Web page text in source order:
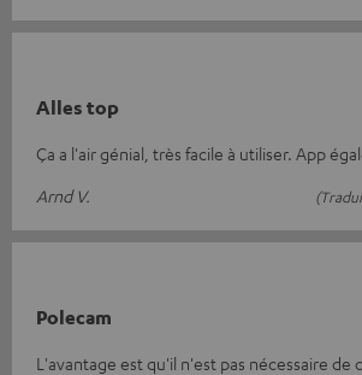
Alles top
Ça a l'air génial, très facile à utiliser. App
Arnd V.
Polecam
L'avantage est qu'il n'est pas nécessaire de